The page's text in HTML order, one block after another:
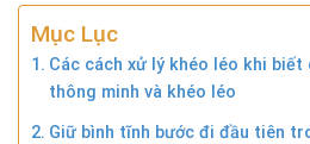
Mục Lục
Các cách xử lý khéo léo khi
thông minh và khéo léo
Giữ bình tĩnh bước đi đầu tiên